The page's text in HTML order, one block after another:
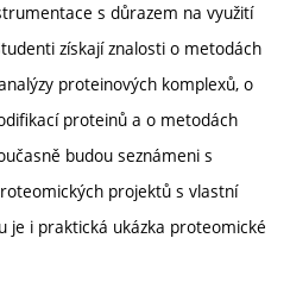
s důrazem na využití
získají znalosti o metodách
proteinových komplexů, o
proteinů a o metodách
budou seznámeni s
projektů s vlastní
je i praktická ukázka proteomické